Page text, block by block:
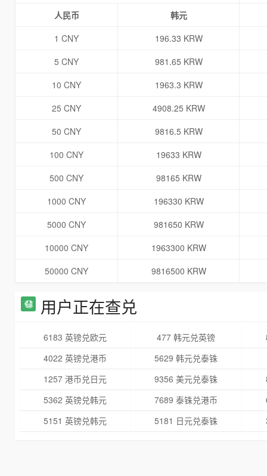
人民币
韩元
1 CNY
196.33 KRW
5 CNY
981.65 KRW
10 CNY
1963.3 KRW
25 CNY
4908.25 KRW
50 CNY
9816.5 KRW
100 CNY
19633 KRW
500 CNY
98165 KRW
1000 CNY
196330 KRW
5000 CNY
981650 KRW
10000 CNY
1963300 KRW
50000 CNY
9816500 KRW
用户正在查兑
6183 英镑兑欧元 477 韩元兑英镑
4022 英镑兑港币
5629 韩元兑泰铢
1257 港币兑日元
9356 美元兑泰铢
5362 英镑兑韩元
7689 泰铢兑港币
5151 英镑兑韩元
5181 日元兑泰铢